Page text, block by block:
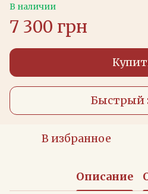
В наличии
7 300 грн
Быстрый
В избранное
Описание